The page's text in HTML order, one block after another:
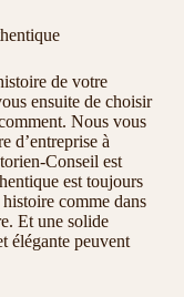
de votre
ensuite de choisir
Nous vous
d’entreprise à
Conseil est
est toujours
comme dans
Et une solide
élégante peuvent